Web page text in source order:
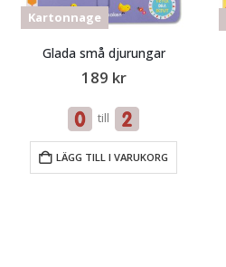
Kartonnage
Glada små djurungar
189 kr
till
LÄGG TILL I VARUKORG